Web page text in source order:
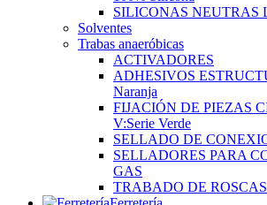
SILICONAS NEUTRAS
Solventes
Trabas anaeróbicas
ACTIVADORES
ADHESIVOS
Naranja
FIJACIÓN DE PIEZAS
V:Serie Verde
SELLADO DE
SELLADORES PARA
GAS
TRABADO DE ROSCAS